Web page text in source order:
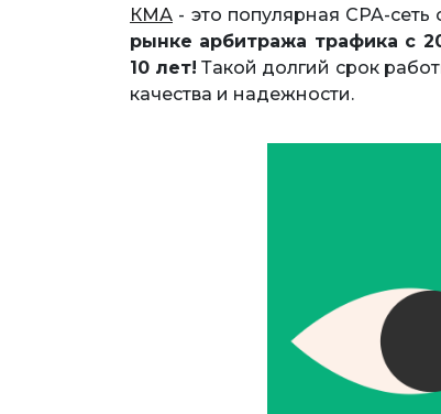
КМА - это популярная CPA-
рынке арбитража трафика с
10 лет! Такой долгий срок
качества и надежности.